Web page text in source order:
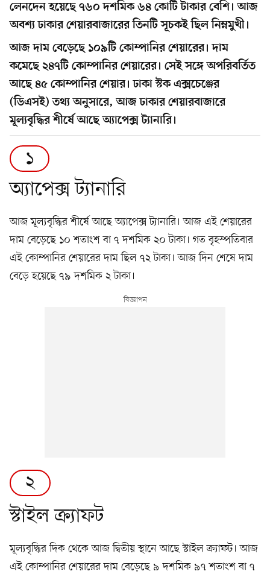
লেনদেন হয়েছে ৭৬০ দশমিক ৬৪ কোটি টাকার বেশি। আজ
অবশ্য ঢাকার শেয়ারবাজারের তিনটি সূচকই ছিল নিম্নমুখী।
আজ দাম বেড়েছে ১০৯টি কোম্পানির শেয়ারের। দাম
কমেছে ২৪৭টি কোম্পানির শেয়ারের। সেই সঙ্গে অপরিবর্তিত
আছে ৪৫ কোম্পানির শেয়ার। ঢাকা স্টক এক্সচেঞ্জের
(ডিএসই) তথ্য অনুসারে, আজ ঢাকার শেয়ারবাজারে
মূল্যবৃদ্ধির শীর্ষে আছে অ্যাপেক্স ট্যানারি।
১
অ্যাপেক্স ট্যানারি
আজ মূল্যবৃদ্ধির শীর্ষে আছে অ্যাপেক্স ট্যানারি। আজ এই শেয়ারের
দাম বেড়েছে ১০ শতাংশ বা ৭ দশমিক ২০ টাকা। গত বৃহস্পতিবার
এই কোম্পানির শেয়ারের দাম ছিল ৭২ টাকা। আজ দিন শেষে দাম
বেড়ে হয়েছে ৭৯ দশমিক ২ টাকা।
২
স্টাইল ক্র্যাফট
মূল্যবৃদ্ধির দিক থেকে আজ দ্বিতীয় স্থানে আছে স্টাইল ক্র্যাফট। আজ
এই কোম্পানির শেয়ারের দাম বেড়েছে ৯ দশমিক ৯৭ শতাংশ বা ৭